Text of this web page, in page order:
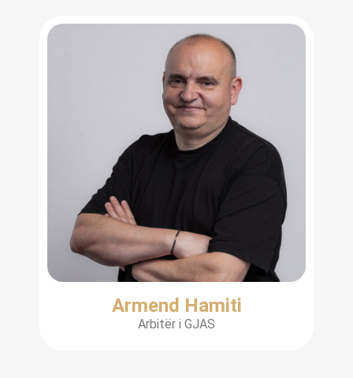
Armend Hamiti
Arbitër i GJAS